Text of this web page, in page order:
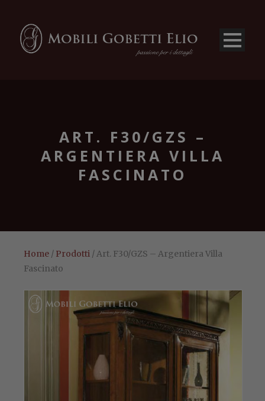
ART. F30/GZS –
ARGENTIERA VILLA
FASCINATO
Home / Prodotti / Art. F30/GZS – Argentiera Villa
Fascinato